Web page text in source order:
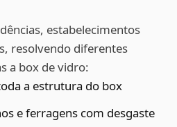
estabelecimentos
resolvendo diferentes
a box de vidro:
a estrutura do box
e ferragens com desgaste